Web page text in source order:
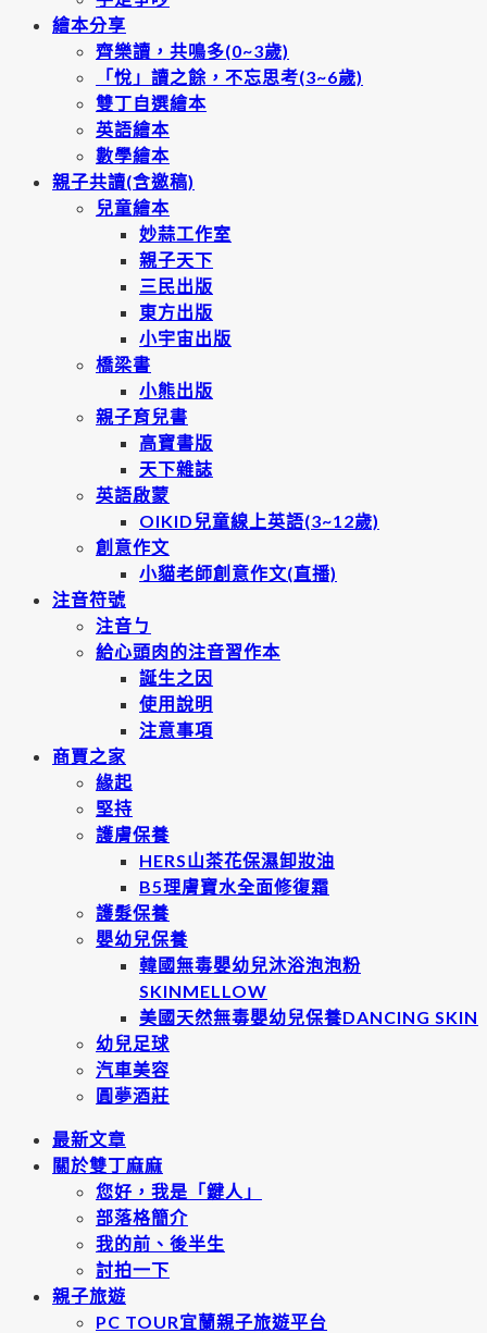
繪本分享
齊樂讀，共鳴多(0~3歲)
「悅」讀之餘，不忘思考(3~6歲)
雙丁自選繪本
英語繪本
數學繪本
親子共讀(含邀稿)
兒童繪本
妙蒜工作室
親子天下
三民出版
東方出版
小宇宙出版
橋梁書
小熊出版
親子育兒書
高寶書版
天下雜誌
英語啟蒙
OIKID兒童線上英語(3~12歲)
創意作文
小貓老師創意作文(直播)
注音符號
注音ㄅ
給心頭肉的注音習作本
誕生之因
使用說明
注意事項
商賈之家
緣起
堅持
護膚保養
HERS山茶花保濕卸妝油
B5理膚寶水全面修復霜
護髮保養
嬰幼兒保養
韓國無毒嬰幼兒沐浴泡泡粉
SKINMELLOW
美國天然無毒嬰幼兒保養DANCING SKIN
幼兒足球
汽車美容
圓夢酒莊
最新文章
關於雙丁麻麻
您好，我是「鍵人」
部落格簡介
我的前、後半生
討拍一下
親子旅遊
PC TOUR宜蘭親子旅遊平台